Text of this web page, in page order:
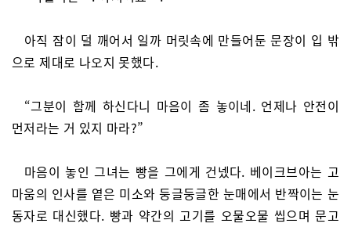
아직 잠이 덜 깨어서 일까 머릿속에 만들어둔 문장이 입 밖
으로 제대로 나오지 못했다.
“그분이 함께 하신다니 마음이 좀 놓이네. 언제나 안전이
먼저라는 거 있지 마라?”
마음이 놓인 그녀는 빵을 그에게 건넸다. 베이크브아는 고
마움의 인사를 옅은 미소와 둥글둥글한 눈매에서 반짝이는 눈
동자로 대신했다. 빵과 약간의 고기를 오물오물 씹으며 문고